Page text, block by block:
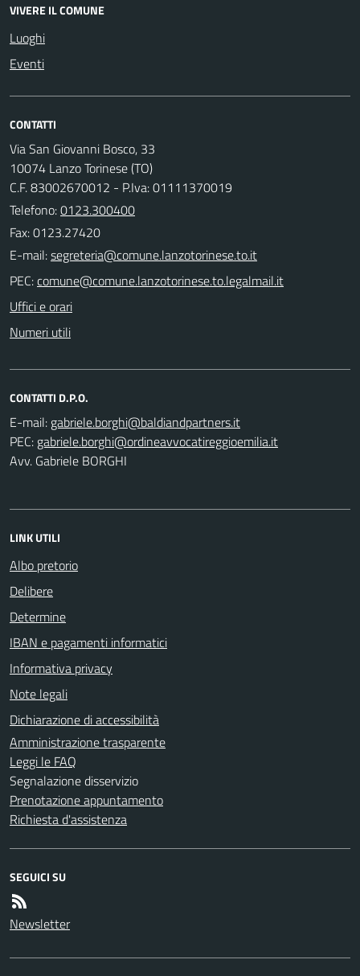
VIVERE IL COMUNE
Luoghi
Eventi
CONTATTI
Via San Giovanni Bosco, 33
10074 Lanzo Torinese (TO)
C.F. 83002670012 - P.Iva: 01111370019
Telefono:0123.300400
Fax: 0123.27420
E-mail:
PEC:
Uffici e orari
Numeri utili
CONTATTI D.P.O.
E-mail:
PEC:
Avv. Gabriele BORGHI
LINK UTILI
Albo pretorio
Delibere
Determine
IBAN e pagamenti informatici
Informativa privacy
Note legali
Dichiarazione di accessibilità
Amministrazione trasparente
Leggi le FAQ
Segnalazione disservizio
Prenotazione appuntamento
Richiesta d'assistenza
SEGUICI SU
Newsletter